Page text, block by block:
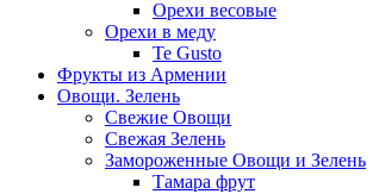
Орехи весовые
Орехи в меду
Te Gusto
Фрукты из Армении
Овощи. Зелень
Свежие Овощи
Свежая Зелень
Замороженные Овощи и Зелень
Тамара фрут